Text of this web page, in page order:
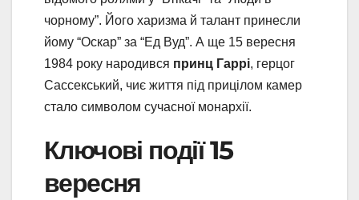
чорному”. Його харизма й талант принесли
йому “Оскар” за “Ед Вуд”. А ще 15 вересня
1984 року народився принц Гаррі, герцог
Сассекський, чиє життя під прицілом камер
стало символом сучасної монархії.
Ключові події 15
вересня